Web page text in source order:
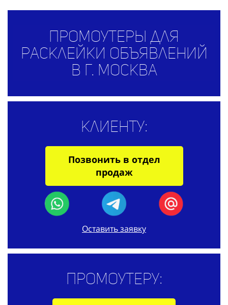
Промоутеры для
расклейки объявлений
в г. Москва
Клиенту:
Позвонить в отдел
продаж
Оставить заявку
Промоутеру: